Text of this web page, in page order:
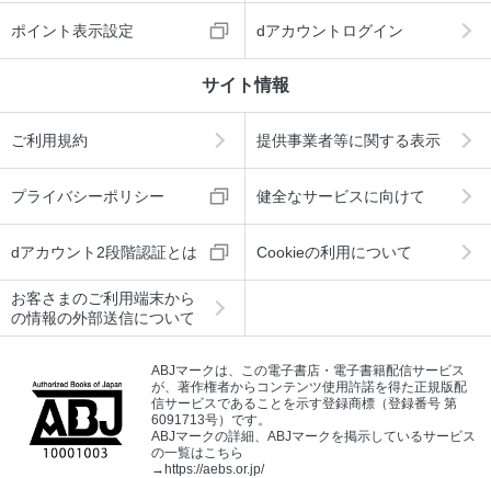
ポイント表示設定 dアカウントログイン
サイト情報
ご利用規約 提供事業者等に関する表示
プライバシーポリシー 健全なサービスに向けて
dアカウント2段階認証とは Cookieの利用について
お客さまのご利用端末から
の情報の外部送信について
ABJマークは、この電子書店・電子書籍配信サービス
が、著作権者からコンテンツ使用許諾を得た正規版配
信サービスであることを示す登録商標（登録番号 第
6091713号）です。
ABJマークの詳細、ABJマークを掲示しているサービス
の一覧はこちら
→https://aebs.or.jp/